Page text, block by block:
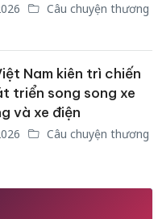
Câu chuyện thương
Nam kiên trì chiến
triển song song xe
và xe điện
Câu chuyện thương